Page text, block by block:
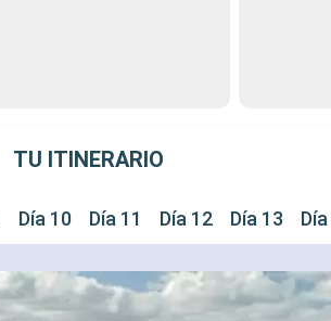
TU ITINERARIO
Día 10 Día 11 Día 12 Día 13